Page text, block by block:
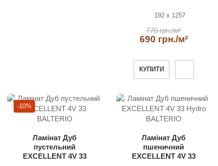
192 x 1257
770 грн./м²
690 грн./м²
КУПИТИ
-10%
Ламінат Дуб
пустельний
EXCELLENT 4V 33
Ламінат Дуб
пшеничний
EXCELLENT 4V 33